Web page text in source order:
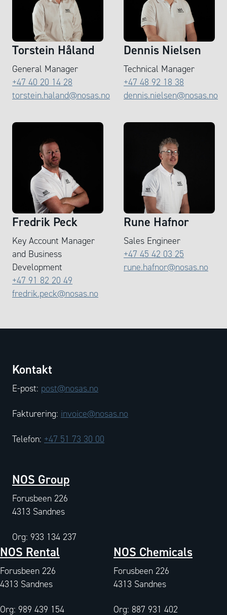
Torstein Håland
General Manager
+47 40 20 14 28
torstein.haland@nosas.no
Dennis Nielsen
Technical Manager
+47 48 92 18 38
dennis.nielsen@nosas.no
Fredrik Peck
Key Account Manager
and Business
Development
+47 91 82 20 49
fredrik.peck@nosas.no
Rune Hafnor
Sales Engineer
+47 45 42 03 25
rune.hafnor@nosas.no
Kontakt
E-post: post@nosas.no
Fakturering: invoice@nosas.no
Telefon: +47 51 73 30 00
NOS Group
Forusbeen 226
4313 Sandnes
Org: 933 134 237
NOS Rental
Forusbeen 226
4313 Sandnes
Org: 989 439 154
NOS Chemicals
Forusbeen 226
4313 Sandnes
Org: 887 931 402